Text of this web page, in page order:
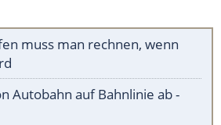
muss man rechnen, wenn
Autobahn auf Bahnlinie ab -